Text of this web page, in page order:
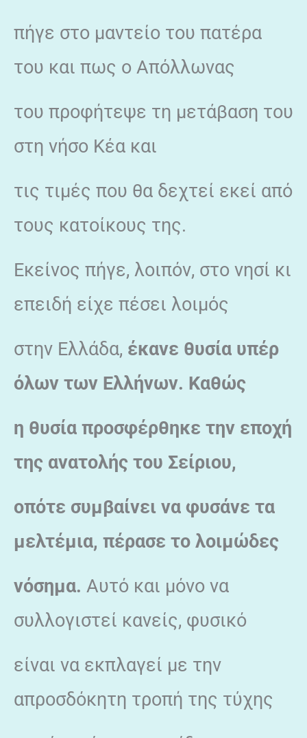
πήγε στο μαντείο του πατέρα
του και πως ο Απόλλωνας
του προφήτεψε τη μετάβαση του
στη νήσο Κέα και
τις τιμές που θα δεχτεί εκεί από
τους κατοίκους της.
Εκείνος πήγε, λοιπόν, στο νησί κι
επειδή είχε πέσει λοιμός
στην Ελλάδα, έκανε θυσία υπέρ
όλων των Ελλήνων. Καθώς
η θυσία προσφέρθηκε την εποχή
της ανατολής του Σείριου,
οπότε συμβαίνει να φυσάνε τα
μελτέμια, πέρασε το λοιμώδες
νόσημα. Αυτό και μόνο να
συλλογιστεί κανείς, φυσικό
είναι να εκπλαγεί με την
απροσδόκητη τροπή της τύχης